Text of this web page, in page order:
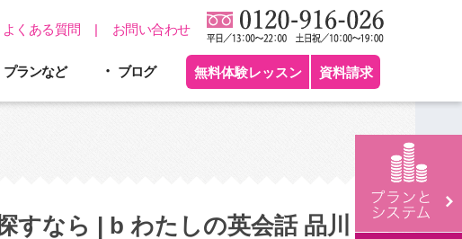
お問い合わせ
よくある質問
プランなど ブログ 無料体験レッスン 資料請求
すなら | b わたしの英会話 品川